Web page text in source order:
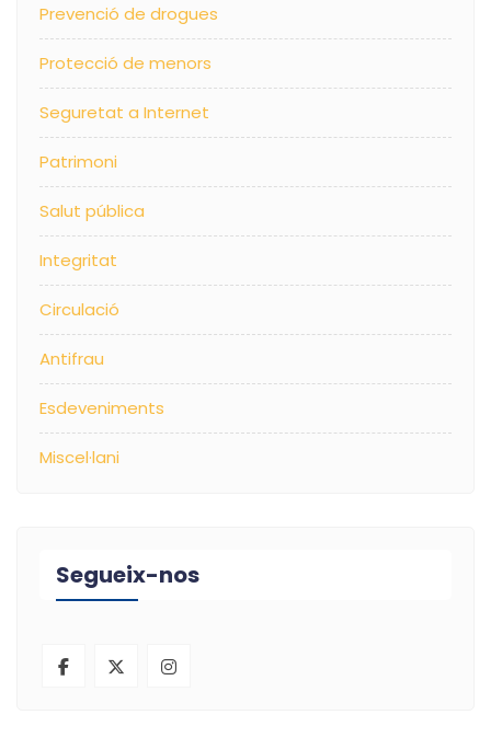
Prevenció de drogues
Protecció de menors
Seguretat a Internet
Patrimoni
Salut pública
Integritat
Circulació
Antifrau
Esdeveniments
Miscel·lani
Segueix-nos